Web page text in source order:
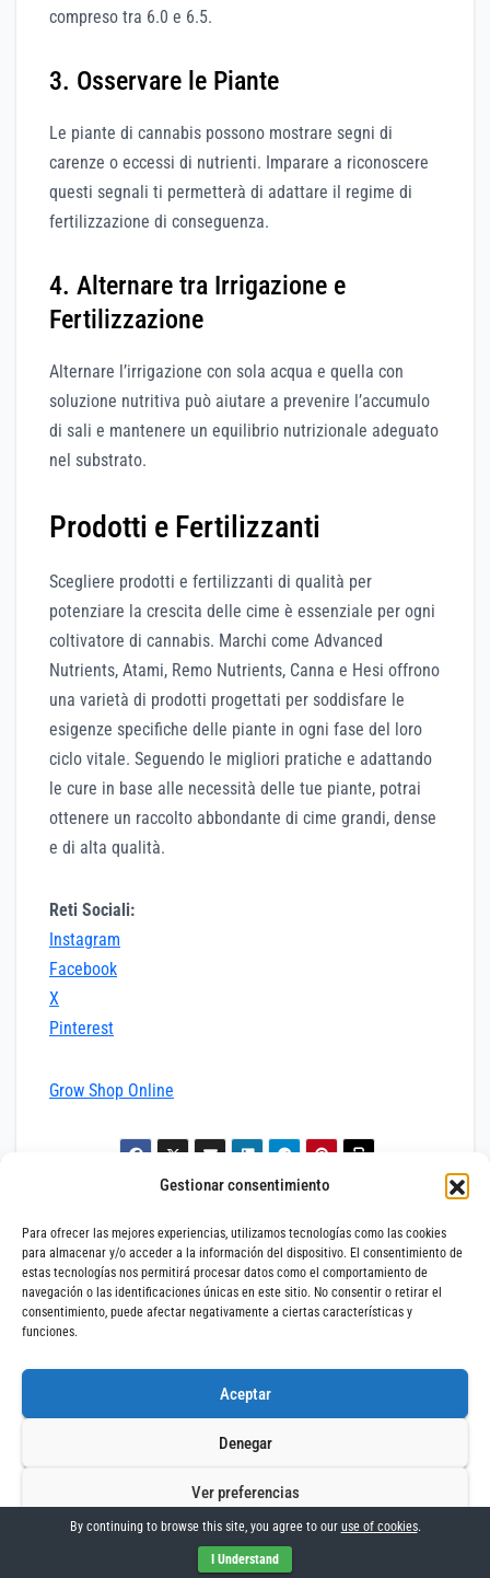
Gestionar consentimiento
Para ofrecer las mejores experiencias, utilizamos tecnologías como las cookies
para almacenar y/o acceder a la información del dispositivo. El consentimiento de
estas tecnologías nos permitirá procesar datos como el comportamiento de
navegación o las identificaciones únicas en este sitio. No consentir o retirar el
consentimiento, puede afectar negativamente a ciertas características y
funciones.
Aceptar
Denegar
Ver preferencias
Politica dei CookieAvviso legale
compreso tra 6.0 e 6.5.
3. Osservare le Piante
Le piante di cannabis possono mostrare segni di
carenze o eccessi di nutrienti. Imparare a riconoscere
questi segnali ti permetterà di adattare il regime di
fertilizzazione di conseguenza.
4. Alternare tra Irrigazione e
Fertilizzazione
Alternare l’irrigazione con sola acqua e quella con
soluzione nutritiva può aiutare a prevenire l’accumulo
di sali e mantenere un equilibrio nutrizionale adeguato
nel substrato.
Prodotti e Fertilizzanti
Scegliere prodotti e fertilizzanti di qualità per
potenziare la crescita delle cime è essenziale per ogni
coltivatore di cannabis. Marchi come Advanced
Nutrients, Atami, Remo Nutrients, Canna e Hesi offrono
una varietà di prodotti progettati per soddisfare le
esigenze specifiche delle piante in ogni fase del loro
ciclo vitale. Seguendo le migliori pratiche e adattando
le cure in base alle necessità delle tue piante, potrai
ottenere un raccolto abbondante di cime grandi, dense
e di alta qualità.
Reti Sociali:
Instagram
Facebook
X
Pinterest
Grow Shop Online
Navigazione
articoli
Spinelli
senza Estrattore né
Immissione d’Aria?
adminbloggrow
Articoli correlati
By continuing to browse this site, you agree to our use of cookies.
I Understand